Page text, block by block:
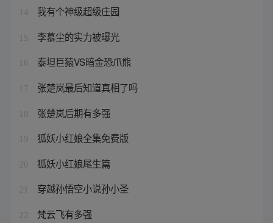
14 我有个神级超级庄园
15 李慕尘的实力被曝光
16 泰坦巨猿VS暗金恐爪熊
17 张楚岚最后知道真相了吗
18 张楚岚后期有多强
19 狐妖小红娘全集免费版
20 狐妖小红娘尾生篇
21 穿越孙悟空小说孙小圣
22 梵云飞有多强